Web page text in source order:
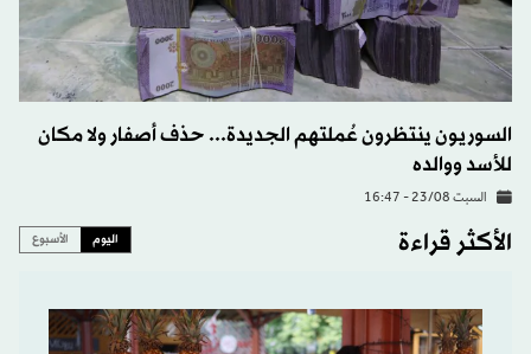
السوريون ينتظرون عُملتهم الجديدة... حذف أصفار ولا مكان
للأسد ووالده
السبت 23/08 - 16:47
الأكثر قراءة اليوم الأسبوع